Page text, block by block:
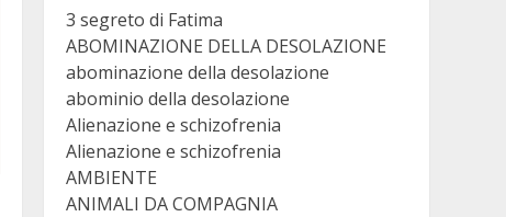
3 segreto di Fatima
ABOMINAZIONE DELLA DESOLAZIONE
abominazione della desolazione
abominio della desolazione
Alienazione e schizofrenia
Alienazione e schizofrenia
AMBIENTE
ANIMALI DA COMPAGNIA